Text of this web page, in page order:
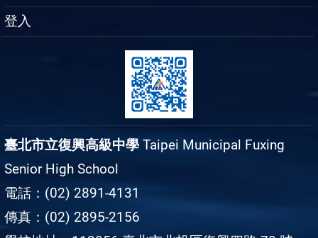
登入
臺北市立復興高級中學 Taipei Municipal Fuxing
Senior High School
電話：(02) 2891-4131
傳真：(02) 2895-2156